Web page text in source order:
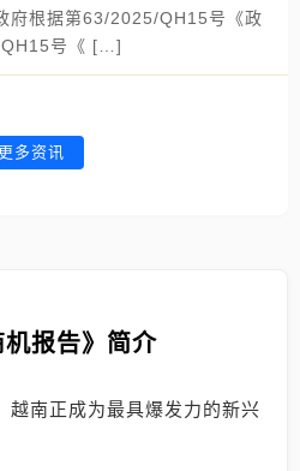
府根据第63/2025/QH15号《政
QH15号《 […]
多资讯
机报告》简介
越南正成为最具爆发力的新兴